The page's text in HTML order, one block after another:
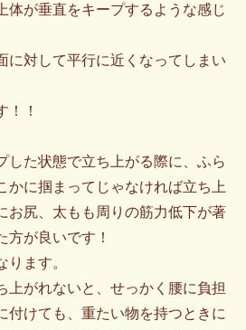
体が垂直をキープするような感じ
に対して平行に近くなってしまい
！！
した状態で立ち上がる際に、ふら
かに掴まってじゃなければ立ち上
お尻、太もも周りの筋力低下が著
方が良いです！
ります。
上がれないと、せっかく腰に負担
付けても、重たい物を持つときに